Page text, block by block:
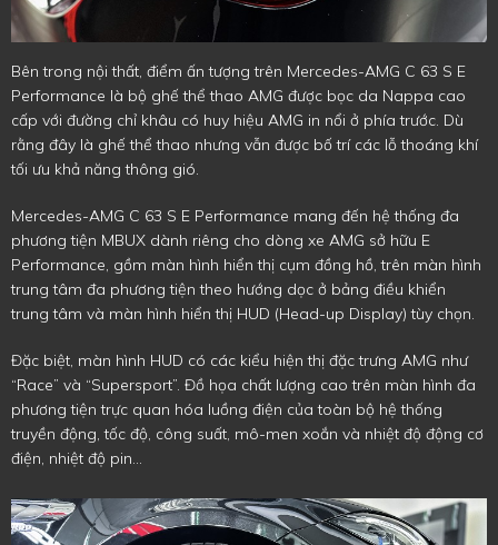
Bên trong nội thất, điểm ấn tượng trên Mercedes-AMG C 63 S E
Performance là bộ ghế thể thao AMG được bọc da Nappa cao
cấp với đường chỉ khâu có huy hiệu AMG in nổi ở phía trước. Dù
rằng đây là ghế thể thao nhưng vẫn được bố trí các lỗ thoáng khí
tối ưu khả năng thông gió.
Mercedes-AMG C 63 S E Performance mang đến hệ thống đa
phương tiện MBUX dành riêng cho dòng xe AMG sở hữu E
Performance, gồm màn hình hiển thị cụm đồng hồ, trên màn hình
trung tâm đa phương tiện theo hướng dọc ở bảng điều khiển
trung tâm và màn hình hiển thị HUD (Head-up Display) tùy chọn.
Đặc biệt, màn hình HUD có các kiểu hiện thị đặc trưng AMG như
“Race” và “Supersport”. Đồ họa chất lượng cao trên màn hình đa
phương tiện trực quan hóa luồng điện của toàn bộ hệ thống
truyền động, tốc độ, công suất, mô-men xoắn và nhiệt độ động cơ
điện, nhiệt độ pin…